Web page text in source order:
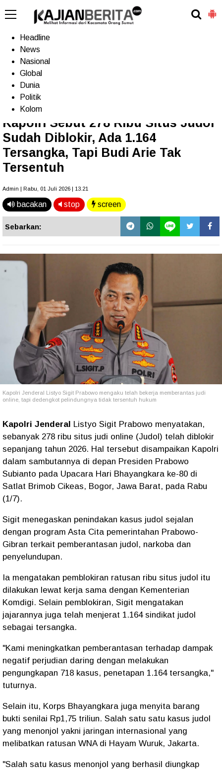
Home
Headline
News
Nasional
Global
Dunia
Politik
Kolom
Terkini
Kapolri Sebut 278 Ribu Situs Judol
Sudah Diblokir, Ada 1.164
Tersangka, Tapi Budi Arie Tak
Tersentuh
Admin | Rabu, 01 Juli 2026 | 13.21
bacakan stop screen
Sebarkan:
Kapolri Jenderal Listyo Sigit Prabowo mengaku telah bekerja memberantas judi
online, tapi dedengkot pelindungnya tidak tersentuh hukum
Kapolri Jenderal Listyo Sigit Prabowo menyatakan,
sebanyak 278 ribu situs judi online (Judol) telah diblokir
sepanjang tahun 2026. Hal tersebut disampaikan Kapolri
dalam sambutannya di depan Presiden Prabowo
Subianto pada Upacara Hari Bhayangkara ke-80 di
Satlat Brimob Cikeas, Bogor, Jawa Barat, pada Rabu
(1/7).
Sigit menegaskan penindakan kasus judol sejalan
dengan program Asta Cita pemerintahan Prabowo-
Gibran terkait pemberantasan judol, narkoba dan
penyelundupan.
Ia mengatakan pemblokiran ratusan ribu situs judol itu
dilakukan lewat kerja sama dengan Kementerian
Komdigi. Selain pemblokiran, Sigit mengatakan
jajarannya juga telah menjerat 1.164 sindikat judol
sebagai tersangka.
"Kami meningkatkan pemberantasan terhadap dampak
negatif perjudian daring dengan melakukan
pengungkapan 718 kasus, penetapan 1.164 tersangka,"
tuturnya.
Selain itu, Korps Bhayangkara juga menyita barang
bukti senilai Rp1,75 triliun. Salah satu satu kasus judol
yang menonjol yakni jaringan internasional yang
melibatkan ratusan WNA di Hayam Wuruk, Jakarta.
"Salah satu kasus menonjol yang berhasil diungkap